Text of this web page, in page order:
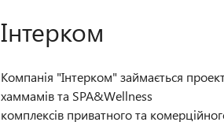
Інтерком
Компанія "Інтерком" займається
хаммамів та SPA&Wellness
комплексів приватного та